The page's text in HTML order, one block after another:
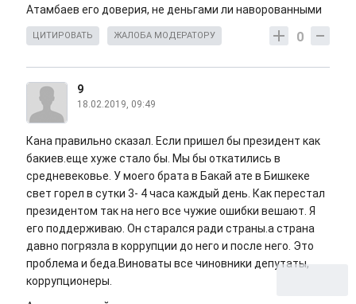
Атамбаев его доверия, не деньгами ли наворованными
0
ЦИТИРОВАТЬ ЖАЛОБА МОДЕРАТОРУ
9
18.02.2019, 09:49
Кана правильно сказал. Если пришел бы президент как
бакиев.еще хуже стало бы. Мы бы откатились в
средневековье. У моего брата в Бакай ате в Бишкеке
свет горел в сутки 3- 4 часа каждый день. Как перестал
президентом так на него все чужие ошибки вешают. Я
его поддерживаю. Он старался ради страны.а страна
давно погрязла в коррупции до него и после него. Это
проблема и беда.Виноваты все чиновники депутаты,
коррупционеры.